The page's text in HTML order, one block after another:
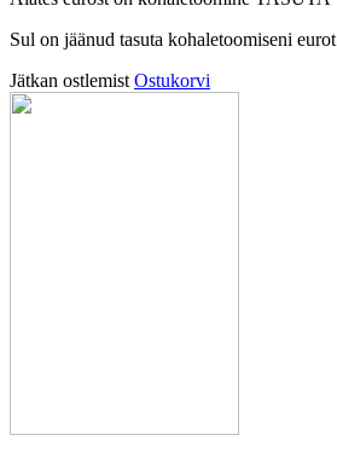
Sul on jäänud tasuta kohaletoomiseni eurot
Jätkan ostlemist Ostukorvi